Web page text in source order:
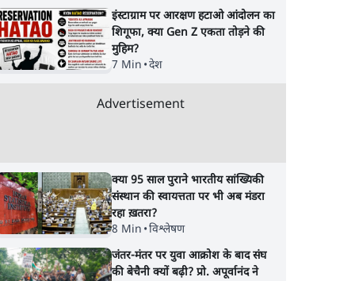
इंस्टाग्राम पर आरक्षण हटाओ आंदोलन का
शिगूफा, क्या Gen Z एकता तोड़ने की
मुहिम?
7 Min •देश
Advertisement
क्या 95 साल पुराने भारतीय सांख्यिकी
संस्थान की स्वायत्तता पर भी अब मंडरा
रहा ख़तरा?
8 Min •विश्लेषण
जंतर-मंतर पर युवा आक्रोश के बाद संघ
की बेचैनी क्यों बढ़ी? प्रो. अपूर्वानंद ने